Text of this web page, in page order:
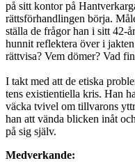
på sitt kontor på
rättsförhandlingen börja.
ställa de frågor han i sitt 42-
hunnit reflektera över i
rättvisa? Vem dömer? Vad
I takt med att de etiska
tens existientiella kris. Han
väcka tvivel om tillvarons
han att vända blicken inåt
på sig själv.
Medverkande: